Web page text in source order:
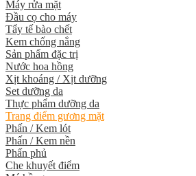
Máy rửa mặt
Đầu cọ cho máy
Tẩy tế bào chết
Kem chống nắng
Sản phẩm đặc trị
Nước hoa hồng
Xịt khoáng / Xịt dưỡng
Set dưỡng da
Thực phẩm dưỡng da
Trang điểm gương mặt
Phấn / Kem lót
Phấn / Kem nền
Phấn phủ
Che khuyết điểm